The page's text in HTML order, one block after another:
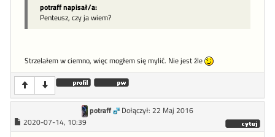
potraff napisał/a:
Penteusz, czy ja wiem?
Strzelałem w ciemno, więc mogłem się mylić. Nie jest źle
potraff
Dołączył: 22 Maj 2016
2020-07-14, 10:39